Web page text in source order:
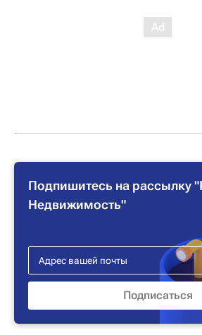
Подпишитесь на рассылку
Недвижимость"